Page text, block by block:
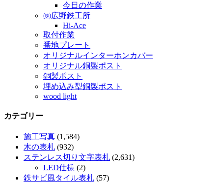
今日の作業
㈱広野鉄工所
Hi-Ace
取付作業
番地プレート
オリジナルインターホンカバー
オリジナル銅製ポスト
銅製ポスト
埋め込み型銅製ポスト
wood light
カテゴリー
施工写真 (1,584)
木の表札 (932)
ステンレス切り文字表札 (2,631)
LED仕様 (2)
鉄サビ風タイル表札 (57)